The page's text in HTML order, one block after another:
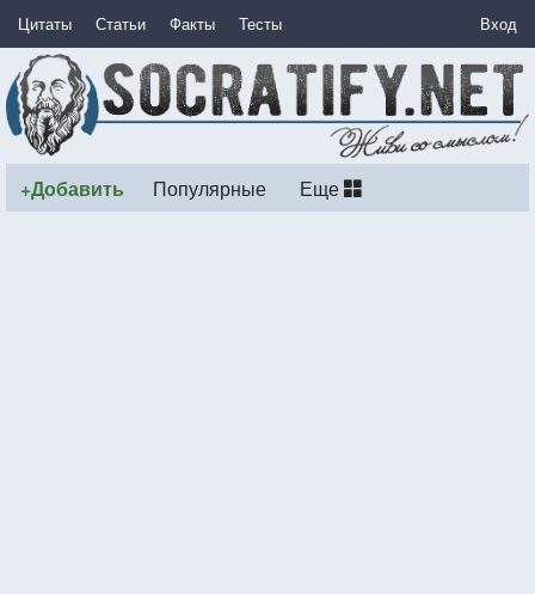
Цитаты Статьи Факты Тесты Вход
+Добавить Популярные Еще